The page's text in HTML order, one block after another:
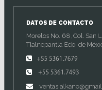
DATOS DE CONTACTO
Morelos No. 68, Col. San
Tlalnepantla Edo. de
+55 5361.7679
+55 5361.7493